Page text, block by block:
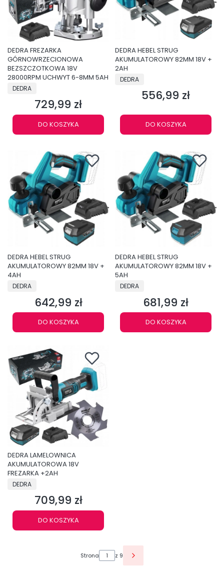
DEDRA FREZARKA
GÓRNOWRZECIONOWA
BEZSZCZOTKOWA 18V
28000RPM UCHWYT 6-8MM 5AH
PRODUCENT
DEDRA
Cena
729,99 zł
DO KOSZYKA
DEDRA HEBEL STRUG
AKUMULATOROWY 82MM 18V +
2AH
PRODUCENT
DEDRA
Cena
556,99 zł
DO KOSZYKA
DEDRA HEBEL STRUG
AKUMULATOROWY 82MM 18V +
4AH
PRODUCENT
DEDRA
Cena
642,99 zł
DO KOSZYKA
DEDRA HEBEL STRUG
AKUMULATOROWY 82MM 18V +
5AH
PRODUCENT
DEDRA
Cena
681,99 zł
DO KOSZYKA
DEDRA LAMELOWNICA
AKUMULATOROWA 18V
FREZARKA +2AH
PRODUCENT
DEDRA
Cena
709,99 zł
DO KOSZYKA
Strona z 9